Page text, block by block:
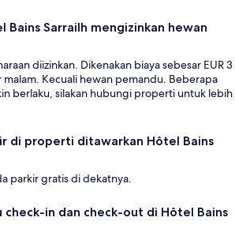
Bains Sarrailh mengizinkan hewan
diizinkan. Dikenakan biaya sebesar EUR 3
Kecuali hewan pemandu. Beberapa
berlaku, silakan hubungi properti untuk lebih
di properti ditawarkan Hôtel Bains
parkir gratis di dekatnya.
check-in dan check-out di Hôtel Bains